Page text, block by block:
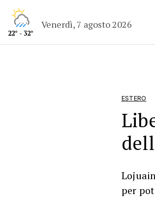
22° - 32°
Venerdì, 7 agosto 2026
ESTERO
per